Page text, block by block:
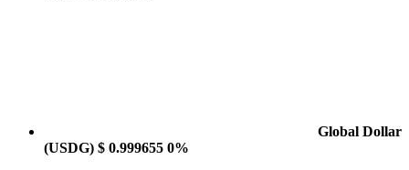
Global Dollar
(USDG) $ 0.999655 0%